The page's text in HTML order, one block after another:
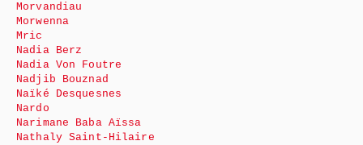
Morvandiau
Morwenna
Mric
Nadia Berz
Nadia Von Foutre
Nadjib Bouznad
Naïké Desquesnes
Nardo
Narimane Baba Aïssa
Nathaly Saint-Hilaire